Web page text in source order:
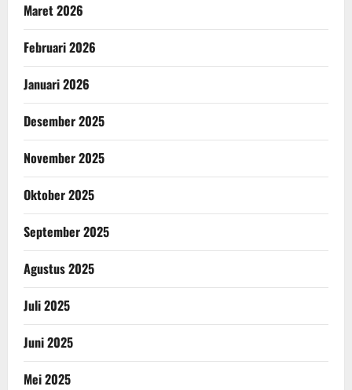
Maret 2026
Februari 2026
Januari 2026
Desember 2025
November 2025
Oktober 2025
September 2025
Agustus 2025
Juli 2025
Juni 2025
Mei 2025